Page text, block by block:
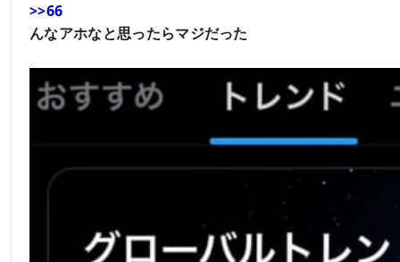
>>66
んなアホなと思ったらマジだった